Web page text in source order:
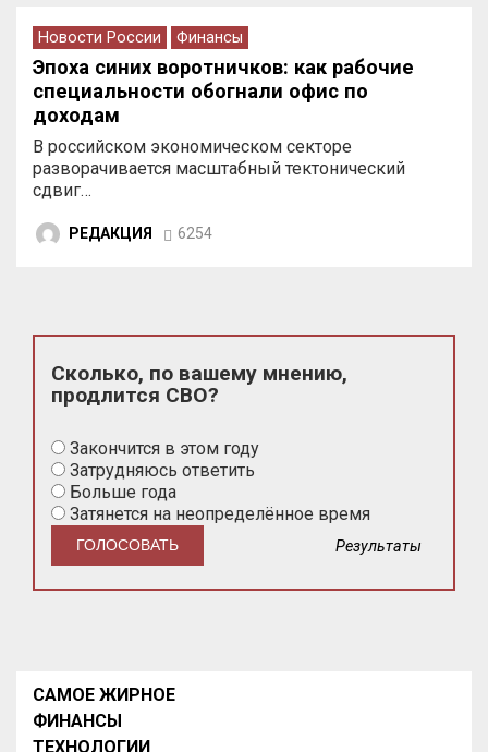
Новости России Финансы
Эпоха синих воротничков: как рабочие
специальности обогнали офис по
доходам
В российском экономическом секторе
разворачивается масштабный тектонический
сдвиг…
РЕДАКЦИЯ 6254
Сколько, по вашему мнению,
продлится СВО?
Закончится в этом году
Затрудняюсь ответить
Больше года
Затянется на неопределённое время
Результаты
САМОЕ ЖИРНОЕ
ФИНАНСЫ
ТЕХНОЛОГИИ